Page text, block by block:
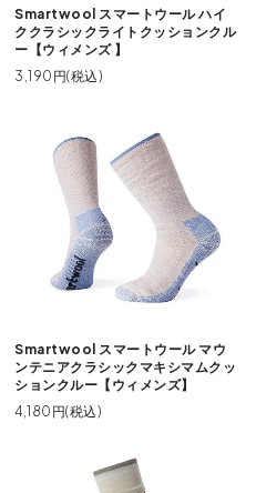
Smartwool スマートウール ハイ
ククラシックライトクッションクル
ー【ウィメンズ 】
3,190円(税込)
Smartwool スマートウール マウ
ンテニアクラシックマキシマムクッ
ションクルー【ウィメンズ】
4,180円(税込)